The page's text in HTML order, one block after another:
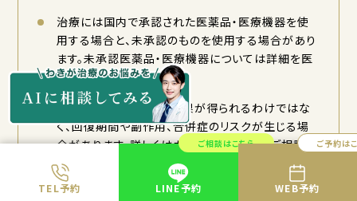
TEL予約
ご相談はこちら
LINE予約
ご予約は
WEB予約
治療には国内で承認された医薬品・医療機器を使
用する場合と、未承認のものを使用する場合があり
ます。未承認医薬品・医療機器については詳細を医
師がご説明いたします。
どなたにも同じ効果や結果が得られるわけではな
く、回復期間や副作用、合併症のリスクが生じる場
合があります。詳しくはカウンセリング時にご相談く
ださい。